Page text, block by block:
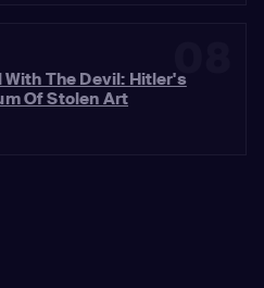
08
With The Devil: Hitler's
Of Stolen Art